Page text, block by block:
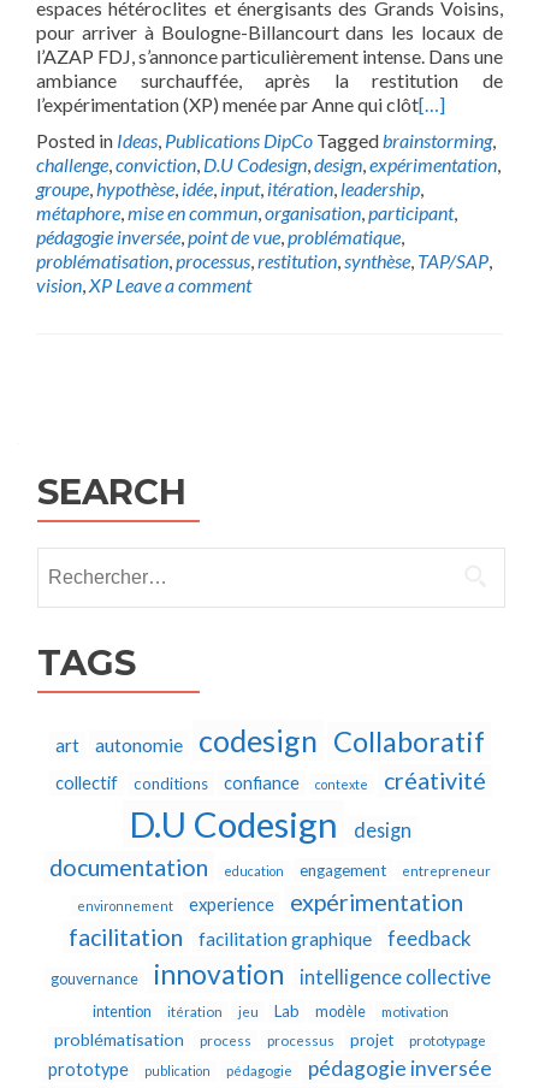
espaces hétéroclites et énergisants des Grands Voisins,
pour arriver à Boulogne-Billancourt dans les locaux de
l’AZAP FDJ, s’annonce particulièrement intense. Dans une
ambiance surchauffée, après la restitution de
l’expérimentation (XP) menée par Anne qui clôt[…]
Posted in Ideas, Publications DipCo Taggedbrainstorming,
challenge,conviction, D.U Codesign,design,expérimentation,
groupe,hypothèse, idée, input, itération, leadership,
métaphore,mise en commun,organisation,participant,
pédagogie inversée,point de vue,problématique,
problématisation,processus,restitution,synthèse, TAP/SAP,
vision,XP Leave a comment
SEARCH
TAGS
art autonomie codesign Collaboratif
collectif conditions confiance contexte créativité
D.U Codesign design
documentation education engagement entrepreneur
environnement experience
expérimentation
facilitation
facilitation graphique feedback
gouvernance innovation intelligence collective
intention itération jeu Lab modèle motivation
problématisation process processus projet prototypage
prototype publication pédagogie pédagogie inversée